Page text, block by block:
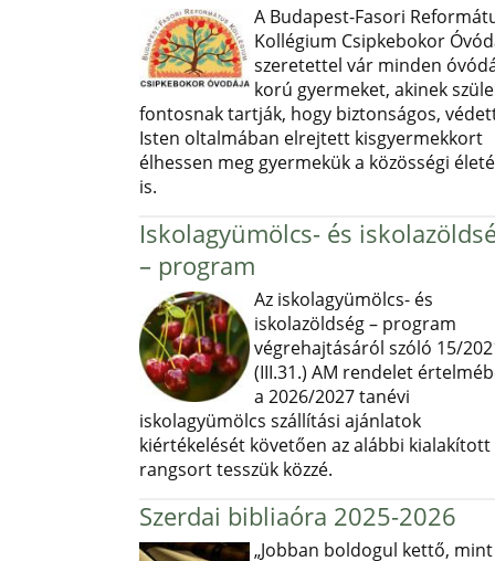
A Budapest-Fasori
Kollégium Csipkebokor
szeretettel vár minden
korú gyermeket, akinek
fontosnak tartják, hogy biztonságos,
Isten oltalmában elrejtett kisgyermekkort
élhessen meg gyermekük a közösségi
is.
Iskolagyümölcs- és
– program
Az iskolagyümölcs- és
iskolazöldség – program
végrehajtásáról szóló 15/
(III.31.) AM rendelet
a 2026/2027 tanévi
iskolagyümölcs szállítási ajánlatok
kiértékelését követően az alábbi kialakított
rangsort tesszük közzé.
Szerdai bibliaóra 2025-2026
„Jobban boldogul kettő, mint